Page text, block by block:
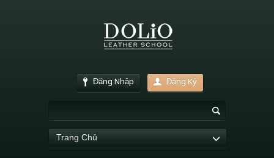
Đăng Nhập Đăng Ký
Trang Chủ